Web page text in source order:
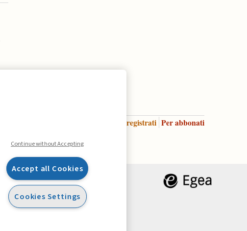
Per registrati Per abbonati
Continue without Accepting
Accept all Cookies
Cookies Settings